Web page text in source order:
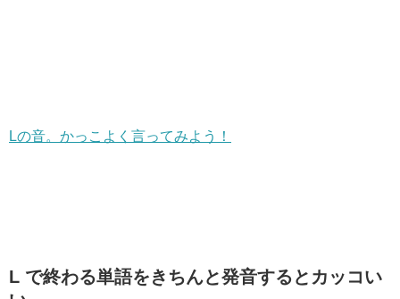
Lの音。かっこよく言ってみよう！
L で終わる単語をきちんと発音するとカッコい